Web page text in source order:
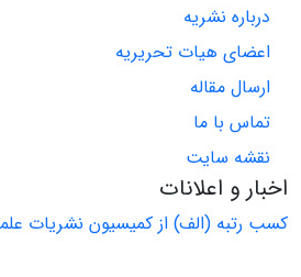
درباره نشریه
اعضای هیات تحریریه
ارسال مقاله
تماس با ما
نقشه سایت
اخبار و اعلانات
کسب رتبه (الف) از کمیسیون نشریات علمی